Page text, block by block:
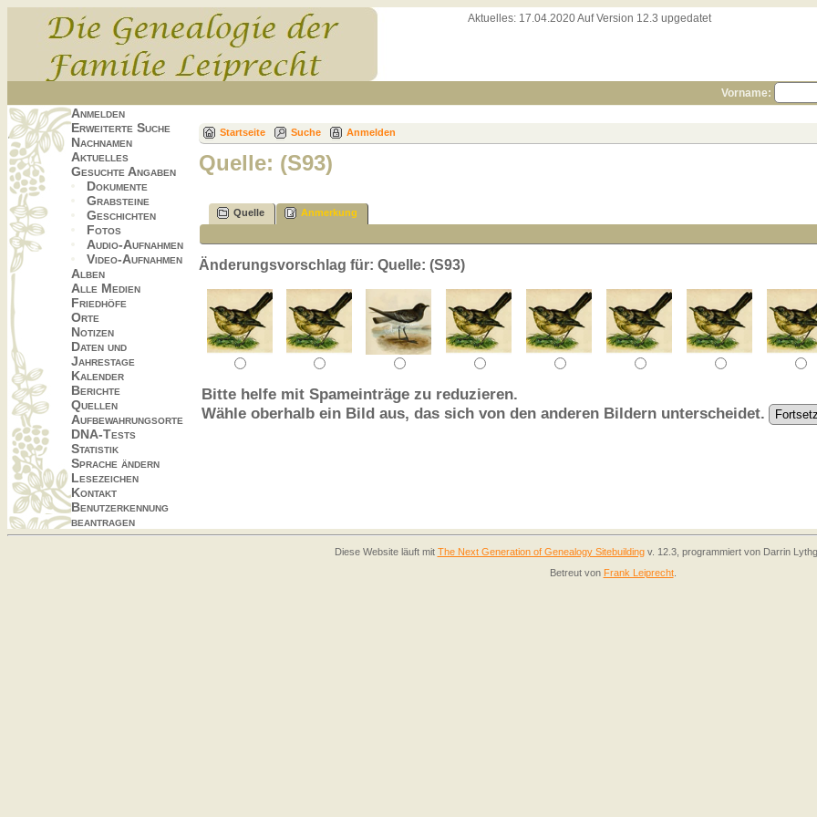
Aktuelles: 17.04.2020 Auf Version 12.3 upgedatet
Vorname:
Anmelden
Erweiterte Suche
Nachnamen
Aktuelles
Gesuchte Angaben
Dokumente
Grabsteine
Geschichten
Fotos
Audio-Aufnahmen
Video-Aufnahmen
Alben
Alle Medien
Friedhöfe
Orte
Notizen
Daten und
Jahrestage
Kalender
Berichte
Quellen
Aufbewahrungsorte
DNA-Tests
Statistik
Sprache ändern
Lesezeichen
Kontakt
Benutzerkennung
beantragen
Startseite Suche Anmelden
Quelle: (S93)
Quelle Anmerkung
Änderungsvorschlag für: Quelle: (S93)
Bitte helfe mit Spameinträge zu reduzieren.
Wähle oberhalb ein Bild aus, das sich von den anderen Bildern unterscheidet.
Diese Website läuft mit The Next Generation of Genealogy Sitebuildingv. 12.3, programmiert von Darrin
Betreut von Frank Leiprecht.